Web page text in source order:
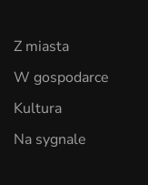
Z miasta
W gospodarce
Kultura
Na sygnale